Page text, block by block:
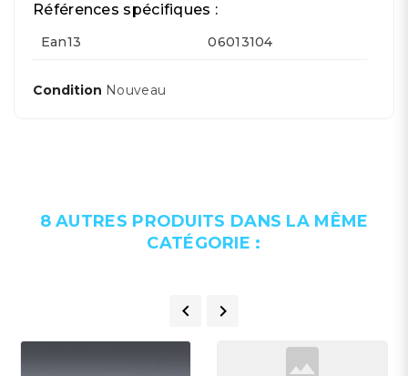
Références spécifiques :
Ean13 06013104
Condition Nouveau
8 AUTRES PRODUITS DANS LA MÊME
CATÉGORIE :
 